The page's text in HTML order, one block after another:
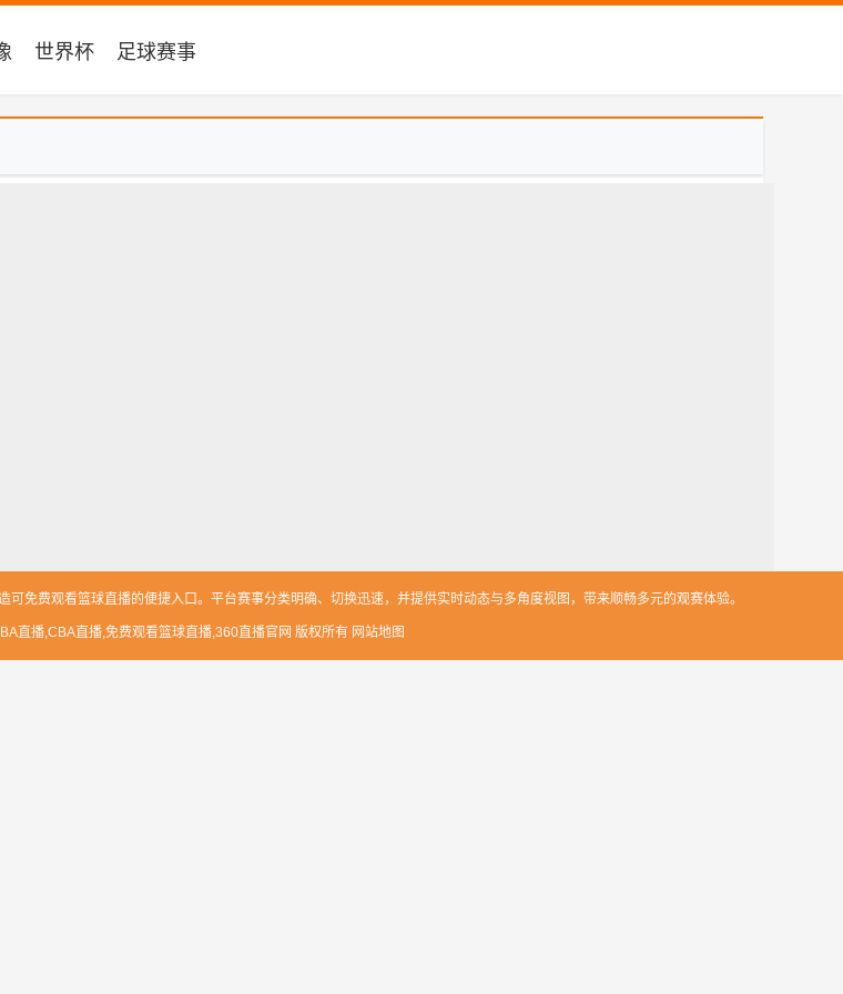
世界杯 足球赛事
免费观看篮球直播的便捷入口。平台赛事分类明确、切换迅速，并提供实时动态与多角度视图，带来顺畅多元的观赛体验。
直播,CBA直播,免费观看篮球直播,360直播官网 版权所有 网站地图